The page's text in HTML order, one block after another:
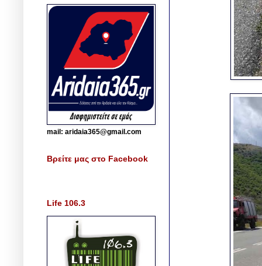
mail: aridaia365@gmail.com
Βρείτε μας στο Facebook
Life 106.3